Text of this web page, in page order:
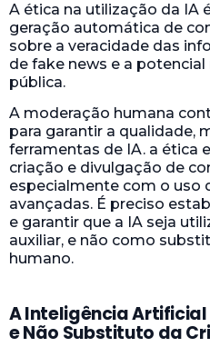
A ética na utilização da IA
geração automática de
sobre a veracidade das
de fake news e a
pública.
A moderação humana
para garantir a qualidade,
ferramentas de IA. a ética
criação e divulgação de
especialmente com o uso
avançadas. É preciso
e garantir que a IA seja
auxiliar, e não como
humano.
A Inteligência
e Não Substituto da